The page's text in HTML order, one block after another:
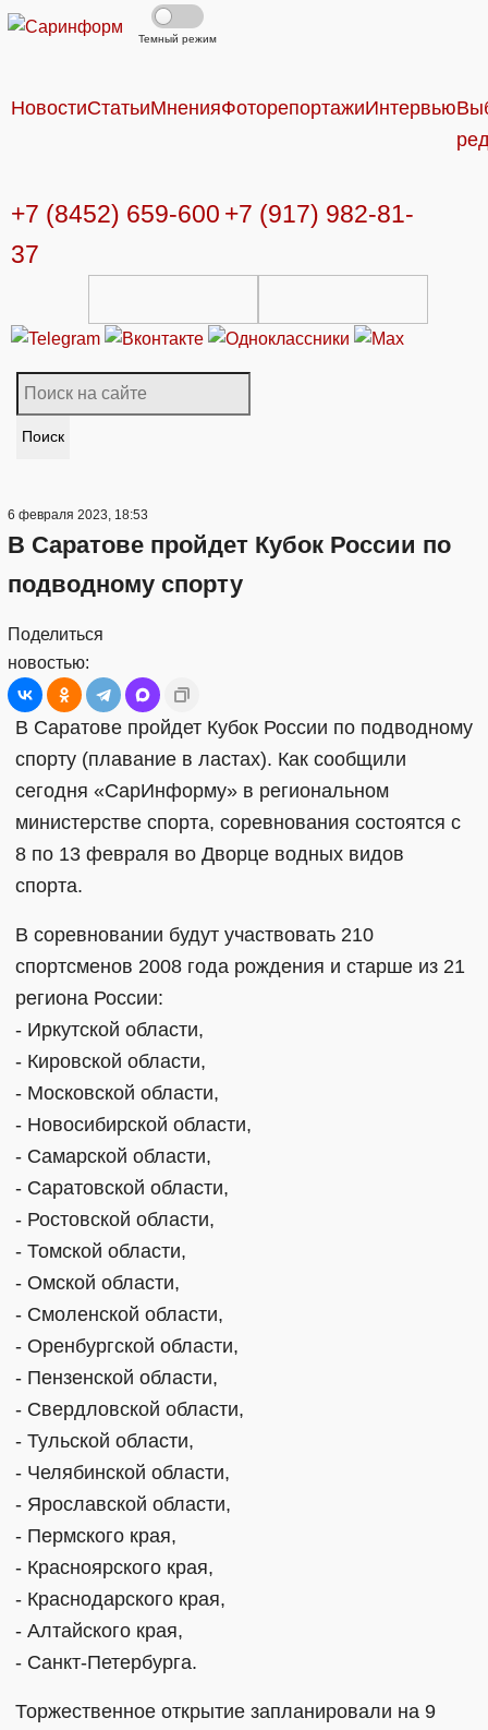
Темный режим
НовостиСтатьиМненияФоторепортажиИнтервью
+7 (8452) 659-600 +7 (917) 982-81-
37
Поиск
6 февраля 2023, 18:53
В Саратове пройдет Кубок России по
подводному спорту
Поделиться
новостью:
В Саратове пройдет Кубок России по подводному
спорту (плавание в ластах). Как сообщили
сегодня «СарИнформу» в региональном
министерстве спорта, соревнования состоятся с
8 по 13 февраля во Дворце водных видов
спорта.
В соревновании будут участвовать 210
спортсменов 2008 года рождения и старше из 21
региона России:
- Иркутской области,
- Кировской области,
- Московской области,
- Новосибирской области,
- Самарской области,
- Саратовской области,
- Ростовской области,
- Томской области,
- Омской области,
- Смоленской области,
- Оренбургской области,
- Пензенской области,
- Свердловской области,
- Тульской области,
- Челябинской области,
- Ярославской области,
- Пермского края,
- Красноярского края,
- Краснодарского края,
- Алтайского края,
- Санкт-Петербурга.
Торжественное открытие запланировали на 9